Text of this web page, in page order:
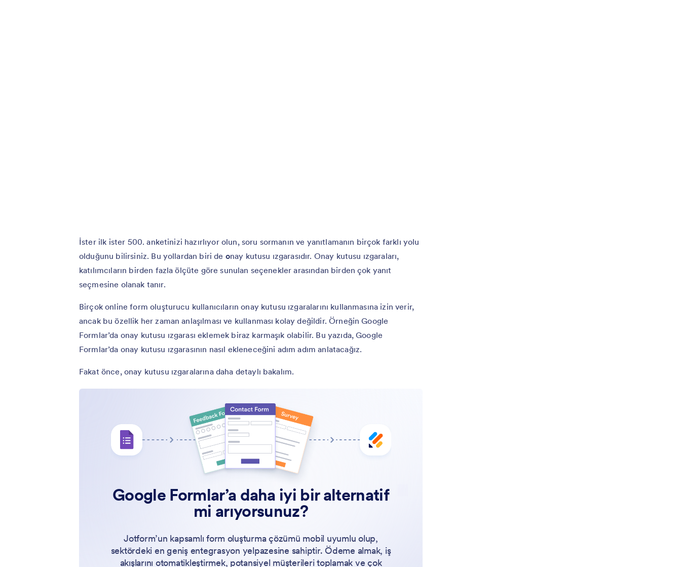
İster ilk ister 500. anketinizi hazırlıyor olun, soru sormanın ve yanıtlamanın birçok farklı yolu
olduğunu bilirsiniz. Bu yollardan biri de onay kutusu ızgarasıdır. Onay kutusu ızgaraları,
katılımcıların birden fazla ölçüte göre sunulan seçenekler arasından birden çok yanıt
seçmesine olanak tanır.
Birçok online form oluşturucu kullanıcıların onay kutusu ızgaralarını kullanmasına izin verir,
ancak bu özellik her zaman anlaşılması ve kullanması kolay değildir. Örneğin Google
Formlar’da onay kutusu ızgarası eklemek biraz karmaşık olabilir. Bu yazıda, Google
Formlar’da onay kutusu ızgarasının nasıl ekleneceğini adım adım anlatacağız.
Fakat önce, onay kutusu ızgaralarına daha detaylı bakalım.
Google Formlar’a daha iyi bir alternatif
mi arıyorsunuz?
Jotform’un kapsamlı form oluşturma çözümü mobil uyumlu olup,
sektördeki en geniş entegrasyon yelpazesine sahiptir. Ödeme almak, iş
akışlarını otomatikleştirmek, potansiyel müşterileri toplamak ve çok